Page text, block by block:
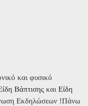
και φυσικό
Βάπτισης και Είδη
Εκδηλώσεων !Πάνω